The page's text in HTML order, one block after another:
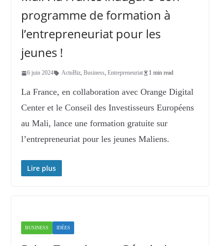
programme de formation à
l’entrepreneuriat pour les
jeunes !
6 juin 2024 ActuBiz, Business, Entrepreneuriat 1 min read
La France, en collaboration avec Orange Digital
Center et le Conseil des Investisseurs Européens
au Mali, lance une formation gratuite sur
l’entrepreneuriat pour les jeunes Maliens.
Lire plus
BUSINESS IDÉES